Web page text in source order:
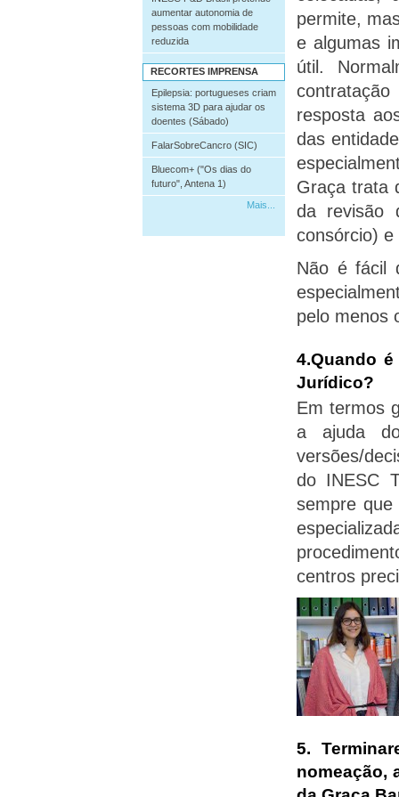
aumentar autonomia de
pessoas com mobilidade
reduzida
RECORTES IMPRENSA
Epilepsia: portugueses criam
sistema 3D para ajudar os
doentes (Sábado)
FalarSobreCancro (SIC)
Bluecom+ ("Os dias do
futuro", Antena 1)
Mais...
permite,
e algumas
útil.
resposta
das
Graça trata
da revisão
consórcio)
Não é fácil
pelo menos
4.Quando
Jurídico?
Em termos
a ajuda
versões/
do INESC
sempre que
centros
5.
nomeação,